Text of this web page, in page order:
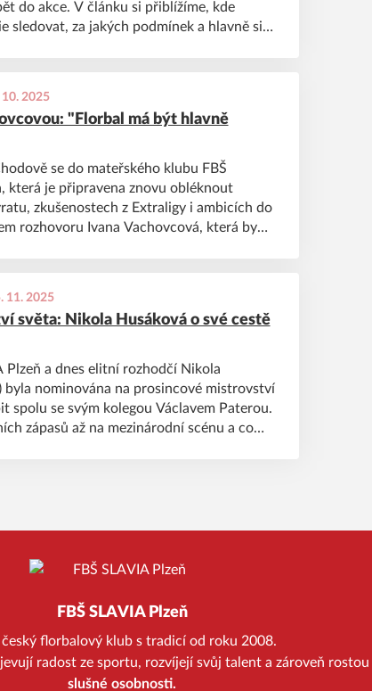
do akce. V článku si přiblížíme, kde
sledovat, za jakých podmínek a hlavně si
10. 2025
"Florbal má být hlavně
se do mateřského klubu FBŠ
která je připravena znovu obléknout
zkušenostech z Extraligy i ambicích do
rozhovoru Ivana Vachovcová, která by
11. 2025
světa: Nikola Husáková o své cestě
Plzeň a dnes elitní rozhodčí Nikola
byla nominována na prosincové mistrovství
spolu se svým kolegou Václavem Paterou.
zápasů až na mezinárodní scénu a co
FBŠ SLAVIA Plzeň
český florbalový klub s tradicí od roku 2008.
radost ze sportu, rozvíjejí svůj talent a zároveň rostou
slušné osobnosti.